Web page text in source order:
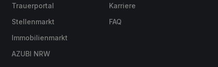
Trauerportal
Stellenmarkt
Immobilienmarkt
AZUBI NRW
Karriere
FAQ